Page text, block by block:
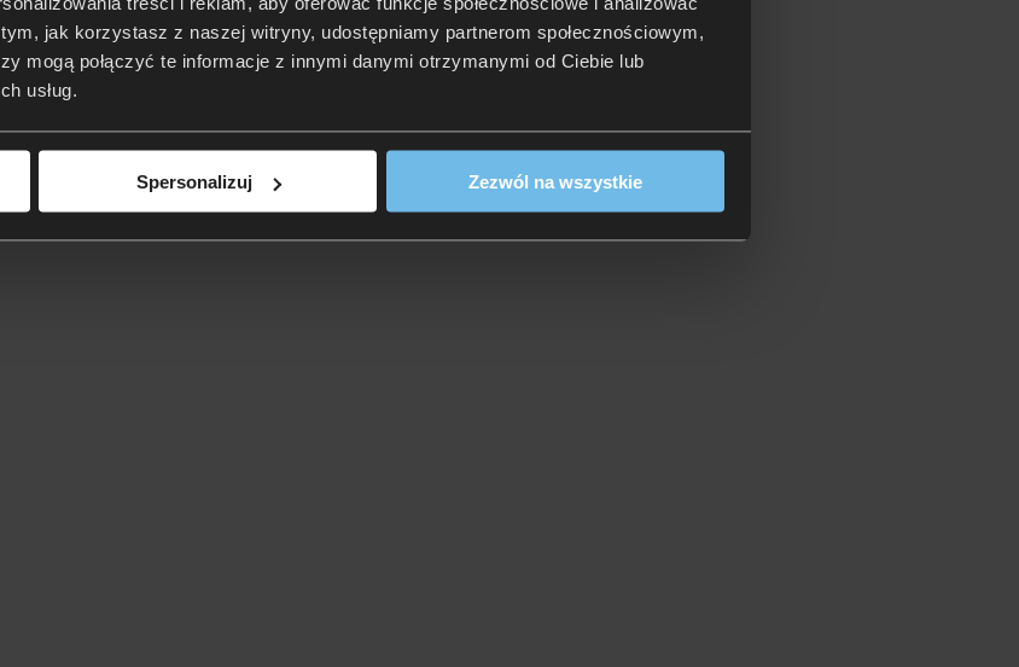
jak korzystasz z naszej witryny, udostępniamy partnerom społecznościowym,
mogą połączyć te informacje z innymi danymi otrzymanymi od Ciebie lub
usług.
Spersonalizuj Zezwól na wszystkie